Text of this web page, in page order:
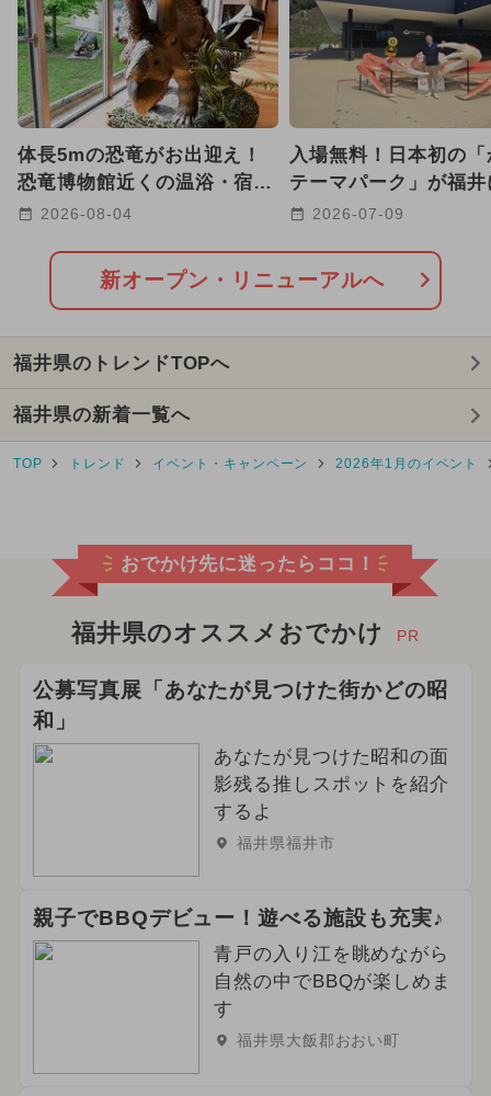
2025年3月のイベント
2025年4月のイベント
2024年7月のイベント
2026年1月のイベント
2024年3月のイベント
2024年10月のイベント
2025年5月のイベント
2025年2月のイベント
2026年8月のイベント
都民の日・県民の日・市民の日
2024年9月のイベント 雪遊び
キャラクター 2024年12月のイベント
2026年3月のイベント
2024年8月のイベント
2025年6月のイベント
2024年6月のイベント
職業体験 今日は何の日？
2025年1月のイベント
体長5mの恐竜がお出迎え！
恐竜博物館近くの温浴・宿泊
施設が8月7日リブランドオー
2026-08-04
入場無料！日本初の
テーマパーク」が福井
プン 巨大キッズラン
2026-07-09
新オープン・リニューアルへ
福井県のトレンドTOPへ
福井県の新着一覧へ
TOP トレンド イベント・キャンペーン 2026年1月のイベント
おでかけ先に迷ったらココ！
福井県のオススメおでかけ PR
公募写真展「あなたが見つけた街かどの昭
和」
あなたが見つけた昭和の面
影残る推しスポットを紹介
するよ
福井県福井市
親子でBBQデビュー！遊べる施設も充実♪
青戸の入り江を眺めながら
自然の中でBBQが楽しめま
す
福井県大飯郡おおい町